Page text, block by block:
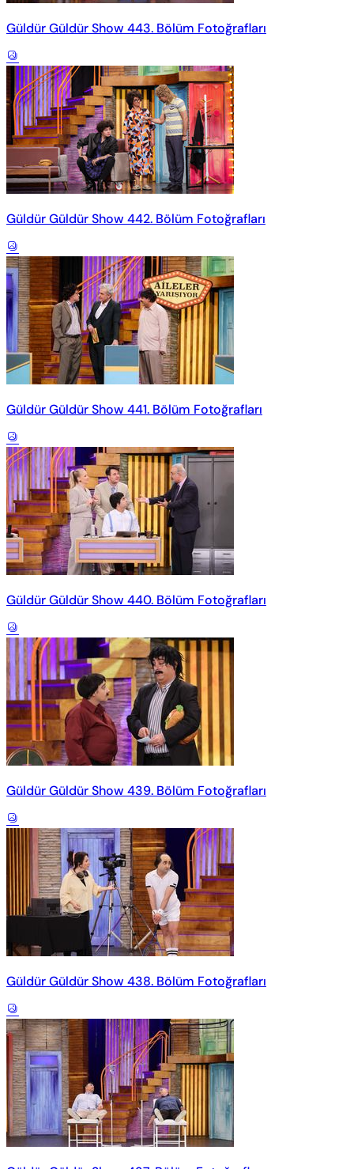
Güldür Güldür Show 443. Bölüm Fotoğrafları
Güldür Güldür Show 442. Bölüm Fotoğrafları
Güldür Güldür Show 441. Bölüm Fotoğrafları
Güldür Güldür Show 440. Bölüm Fotoğrafları
Güldür Güldür Show 439. Bölüm Fotoğrafları
Güldür Güldür Show 438. Bölüm Fotoğrafları